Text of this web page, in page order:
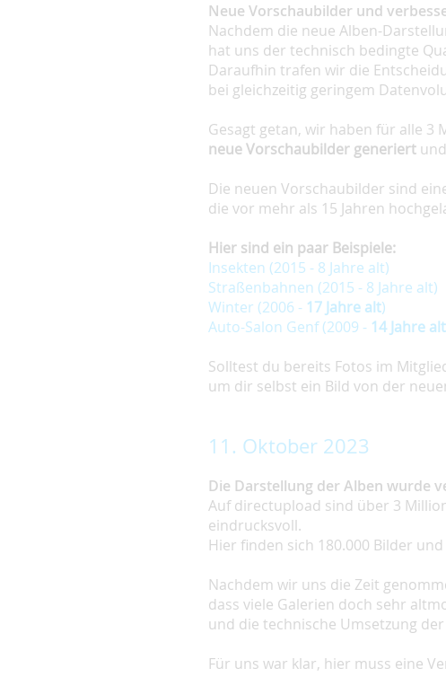
Neue Vorschaubilder und
Nachdem die neue Alben-
hat uns der technisch bedingte
Daraufhin trafen wir die
bei gleichzeitig geringem
Gesagt getan, wir haben für alle 3
neue Vorschaubilder generiert
Die neuen Vorschaubilder sind
die vor mehr als 15 Jahren
Hier sind ein paar Beispiele:
Insekten (2015 - 8 Jahre alt)
Straßenbahnen (2015 - 8 Jahre alt)
Winter (2006 - 17 Jahre alt)
Auto-Salon Genf (2009 - 14 Jahre alt
Solltest du bereits Fotos im
um dir selbst ein Bild von der
11. Oktober 2023
Die Darstellung der Alben wurde
Auf directupload sind über 3
eindrucksvoll.
Hier finden sich 180.000 Bilder
Nachdem wir uns die Zeit
dass viele Galerien doch sehr
und die technische Umsetzung
Für uns war klar, hier muss eine